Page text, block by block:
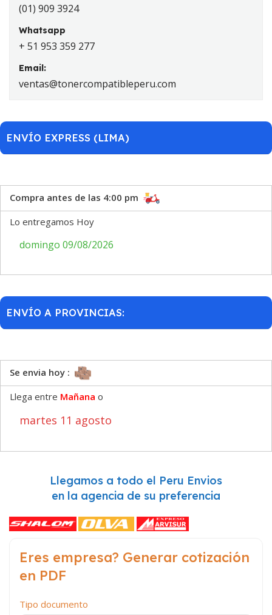
(01) 909 3924
Whatsapp
+ 51 953 359 277
Email:
ventas@tonercompatibleperu.com
ENVÍO EXPRESS (LIMA)
Compra antes de las 4:00 pm
Lo entregamos Hoy
domingo 09/08/2026
ENVÍO A PROVINCIAS:
Se envia hoy :
Llega entre Mañana o
martes 11 agosto
Llegamos a todo el Peru Envios
en la agencia de su preferencia
Eres empresa? Generar cotización
en PDF
Tipo documento